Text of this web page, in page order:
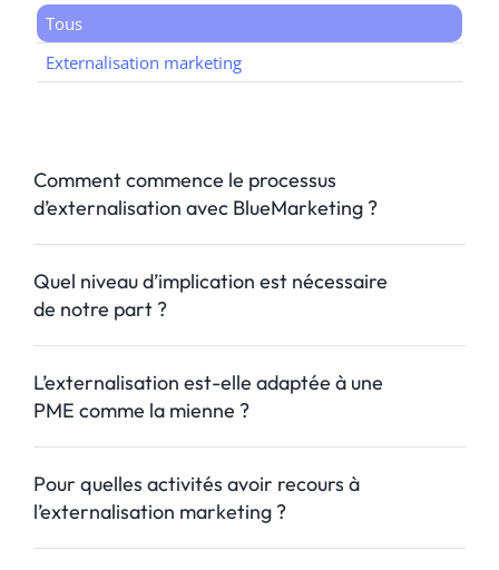
Tous
Externalisation marketing
Comment commence le processus
d’externalisation avec BlueMarketing ?
Quel niveau d’implication est nécessaire
de notre part ?
L’externalisation est-elle adaptée à une
PME comme la mienne ?
Pour quelles activités avoir recours à
l’externalisation marketing ?